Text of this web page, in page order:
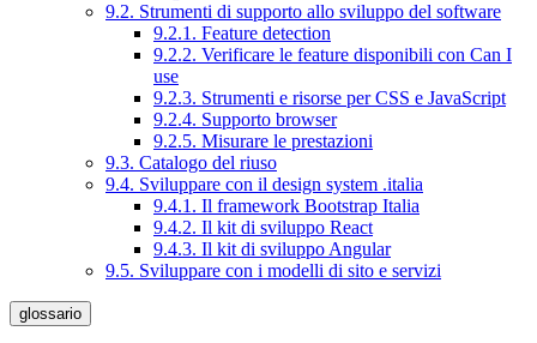
9.2. Strumenti di supporto allo sviluppo del software
9.2.1. Feature detection
9.2.2. Verificare le feature disponibili con Can I
use
9.2.3. Strumenti e risorse per CSS e JavaScript
9.2.4. Supporto browser
9.2.5. Misurare le prestazioni
9.3. Catalogo del riuso
9.4. Sviluppare con il design system .italia
9.4.1. Il framework Bootstrap Italia
9.4.2. Il kit di sviluppo React
9.4.3. Il kit di sviluppo Angular
9.5. Sviluppare con i modelli di sito e servizi
glossario